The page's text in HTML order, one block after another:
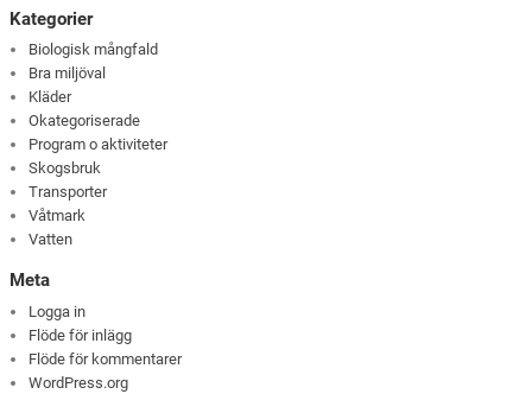
Kategorier
Biologisk mångfald
Bra miljöval
Kläder
Okategoriserade
Program o aktiviteter
Skogsbruk
Transporter
Våtmark
Vatten
Meta
Logga in
Flöde för inlägg
Flöde för kommentarer
WordPress.org